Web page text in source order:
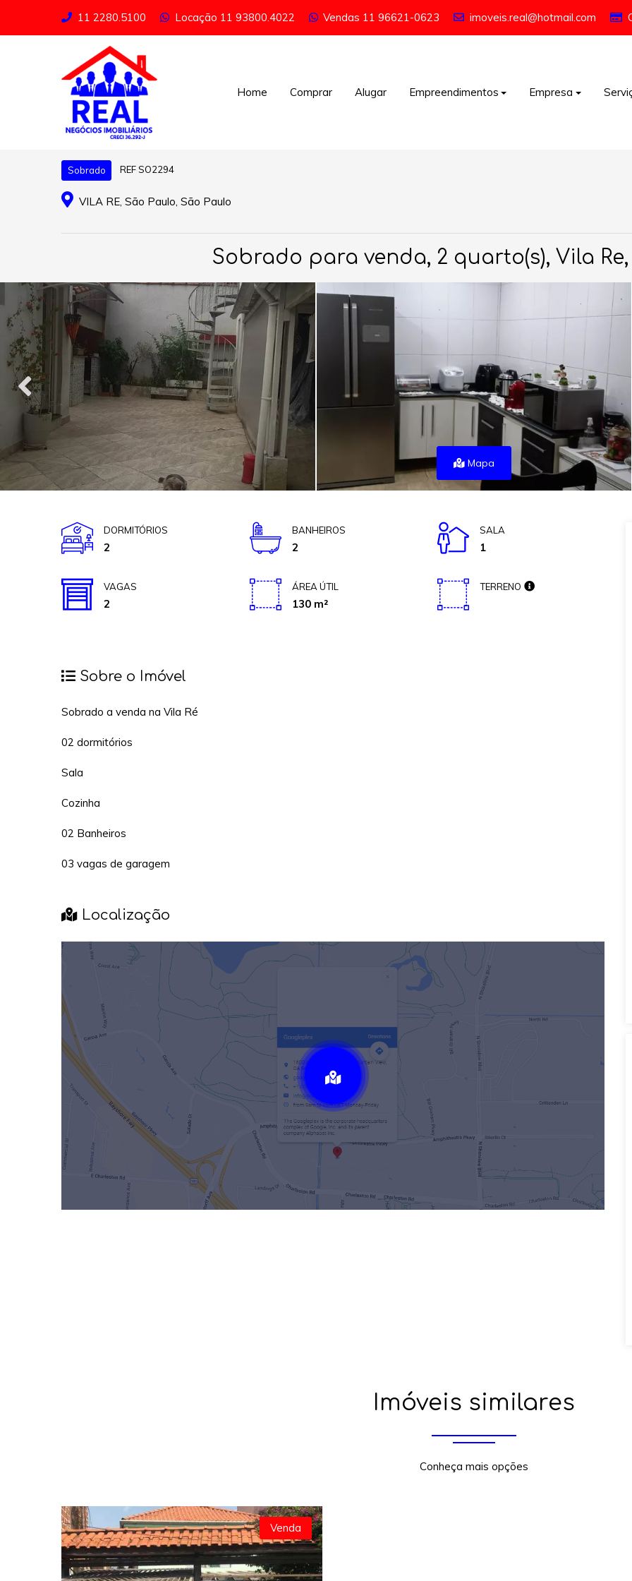
11 2280.5100 Locação 11 93800.4022 Vendas 11 96621-0623 imoveis.real@hotmail.com
Home Comprar Alugar Empreendimentos Empresa
Sobrado REF SO2294
VILA RE, São Paulo, São Paulo
Sobrado para venda, 2 quarto(s), Vila
Mapa
DORMITÓRIOS
2
BANHEIROS
2
SALA
1
VAGAS
2
ÁREA ÚTIL
130 m²
TERRENO
Sobre o Imóvel
Sobrado a venda na Vila Ré
02 dormitórios
Sala
Cozinha
02 Banheiros
03 vagas de garagem
Localização
Imóveis similares
Conheça mais opções
Venda